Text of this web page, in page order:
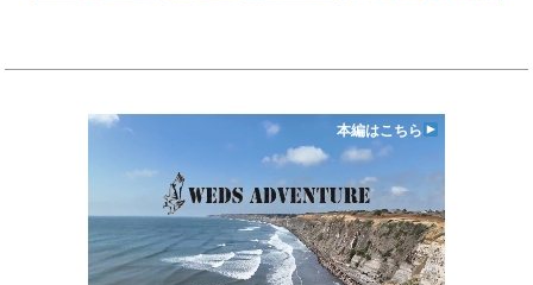
本編はこちら